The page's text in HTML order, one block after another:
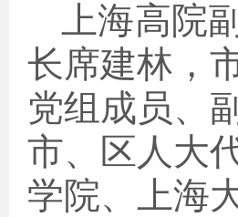
上海高院
长席建林，
党组成员、
市、区人大
学院、上海